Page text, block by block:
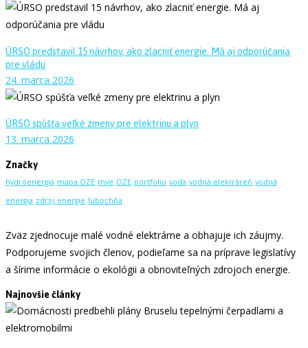
ÚRSO predstavil 15 návrhov, ako zlacniť energie. Má aj odporúčania
pre vládu
24. marca 2026
ÚRSO spúšťa veľké zmeny pre elektrinu a plyn
13. marca 2026
Značky
hydroenergia mapa OZE mve OZE portfolio voda vodná elektráreň vodná
energia zdroj energie ľubochňa
Zväz zjednocuje malé vodné elektrárne a obhajuje ich záujmy.
Podporujeme svojich členov, podieľame sa na príprave legislatívy
a šírime informácie o ekológii a obnoviteľných zdrojoch energie.
Najnovšie články